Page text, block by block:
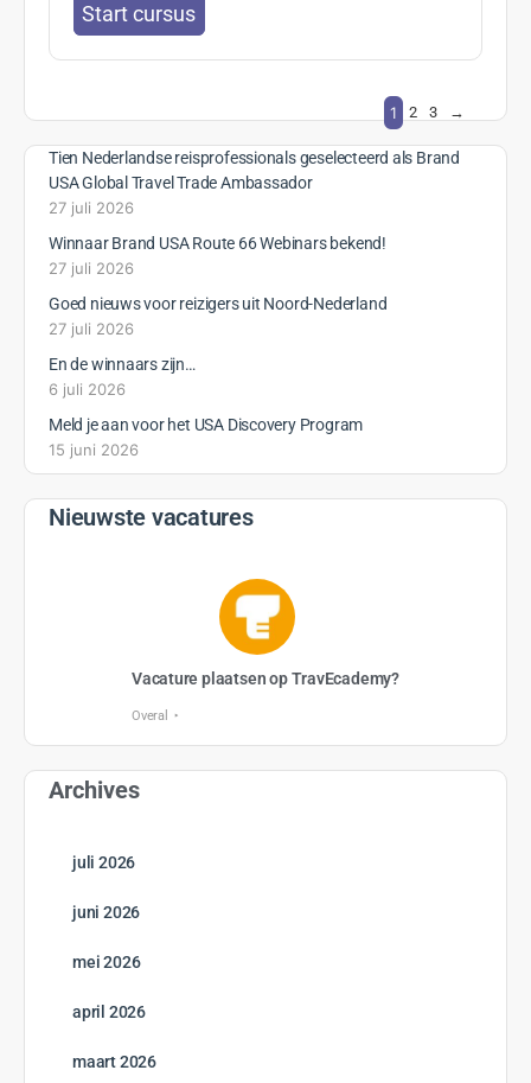
Start cursus
1 2 3 →
Tien Nederlandse reisprofessionals geselecteerd als Brand
USA Global Travel Trade Ambassador
27 juli 2026
Winnaar Brand USA Route 66 Webinars bekend!
27 juli 2026
Goed nieuws voor reizigers uit Noord-Nederland
27 juli 2026
En de winnaars zijn…
6 juli 2026
Meld je aan voor het USA Discovery Program
15 juni 2026
Nieuwste vacatures
Vacature plaatsen op TravEcademy?
Overal
Archives
juli 2026
juni 2026
mei 2026
april 2026
maart 2026